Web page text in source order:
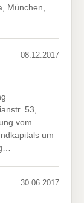
München,
08.12.2017
53,
vom
um
30.06.2017